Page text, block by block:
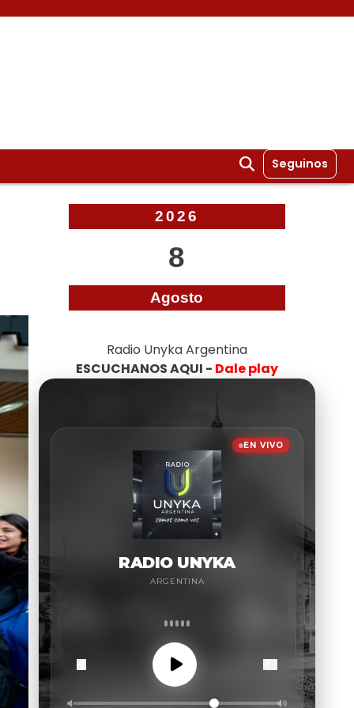
Seguinos
2026
8
Agosto
Radio Unyka Argentina
ESCUCHANOS AQUI - Dale play